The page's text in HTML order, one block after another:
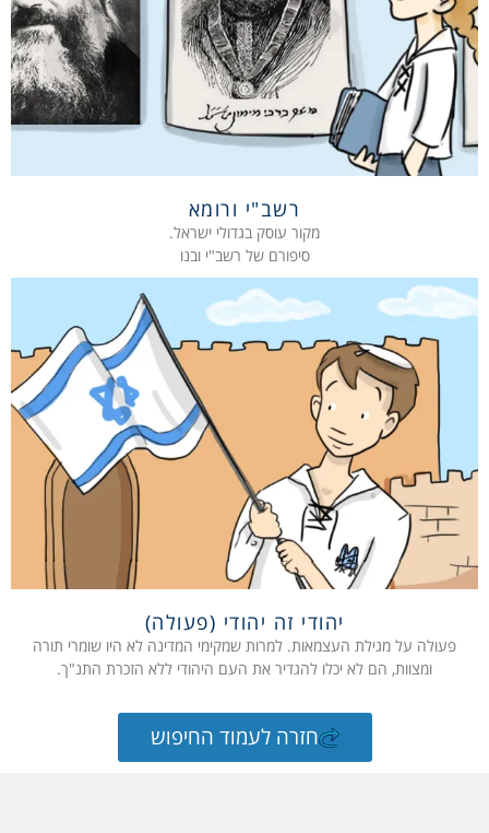
רשב"י ורומא
מקור עוסק בגדולי ישראל.
סיפורם של רשב"י ובנו
יהודי זה יהודי (פעולה)
פעולה על מגילת העצמאות. למרות שמקימי המדינה לא היו שומרי תורה
ומצוות, הם לא יכלו להגדיר את העם היהודי ללא הזכרת התנ"ך.
חזרה לעמוד החיפוש